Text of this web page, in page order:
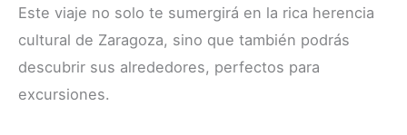
Este viaje no solo te sumergirá en la rica herencia
cultural de Zaragoza, sino que también podrás
descubrir sus alrededores, perfectos para
excursiones.